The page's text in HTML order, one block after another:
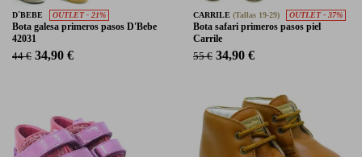
D´BEBE OUTLET - 21%
Bota galesa primeros pasos D'Bebe
42031
44 € 34,90 €
CARRILE (Tallas 19-29) OUTLET - 37%
Bota safari primeros pasos piel
Carrile
55 € 34,90 €